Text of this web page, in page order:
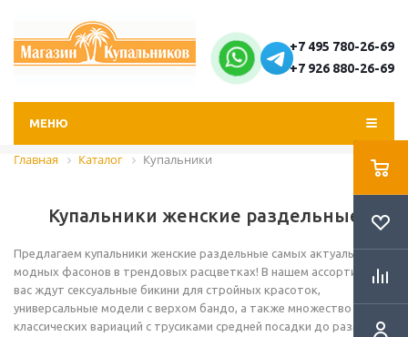
+7 495 780-26-69
+7 926 880-26-69
МЕНЮ
Главная Каталог Купальники
Купальники женские раздельные
Предлагаем купальники женские раздельные самых актуальных
модных фасонов в трендовых расцветках! В нашем ассортименте
вас ждут сексуальные бикини для стройных красоток,
универсальные модели с верхом бандо, а также множество
классических вариаций с трусиками средней посадки до размера